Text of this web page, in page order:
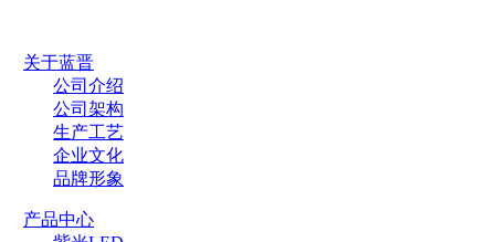
关于蓝晋
公司介绍
公司架构
生产工艺
企业文化
品牌形象
产品中心